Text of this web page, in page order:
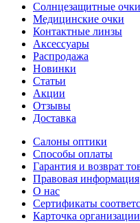
Солнцезащитные очки
Медицинские очки
Контактные линзы
Аксессуары
Распродажа
Новинки
Статьи
Акции
Отзывы
Доставка
Салоны оптики
Способы оплаты
Гарантия и возврат
Правовая информация
О нас
Сертификаты
Карточка организации